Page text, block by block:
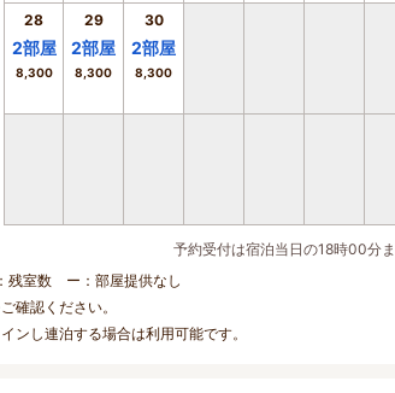
28
2部屋
8,300
29
2部屋
8,300
30
2部屋
8,300
予約受付は宿泊当日の18時00分
室数 ー：部屋提供なし
確認ください。
ンし連泊する場合は利用可能です。